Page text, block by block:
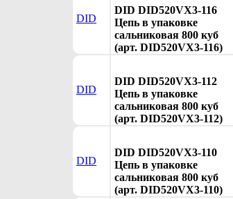
DID
DID DID520VX3-116
Цепь в упаковке
сальниковая 800 куб
(арт. DID520VX3-116)
DID
DID DID520VX3-112
Цепь в упаковке
сальниковая 800 куб
(арт. DID520VX3-112)
DID
DID DID520VX3-110
Цепь в упаковке
сальниковая 800 куб
(арт. DID520VX3-110)